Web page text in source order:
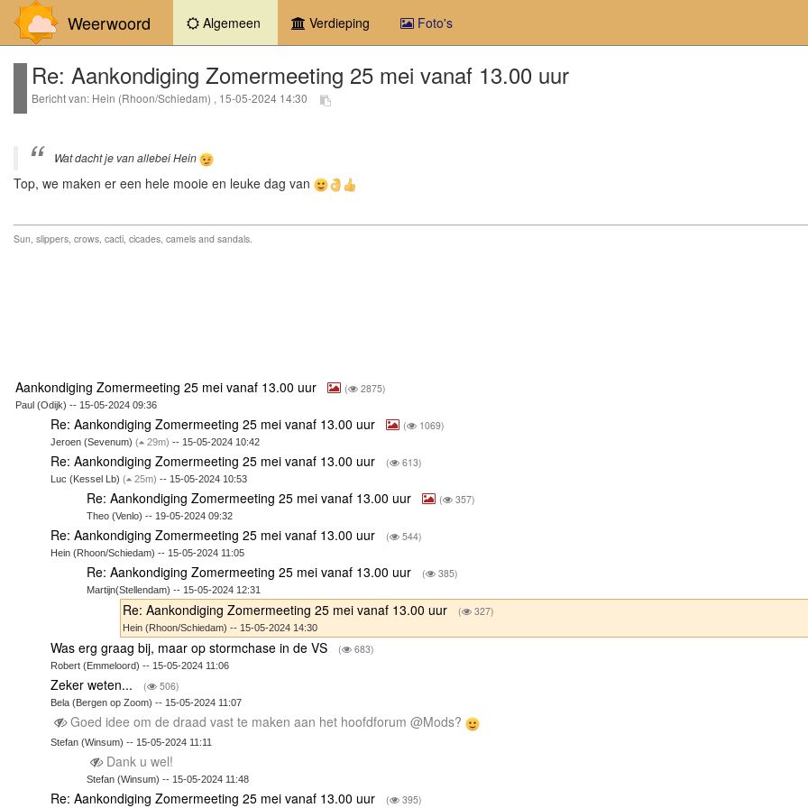
Weerwoord Algemeen (current)Verdieping Foto's
Re: Aankondiging Zomermeeting 25 mei vanaf 13.00 uur
Bericht van: Hein (Rhoon/Schiedam) , 15-05-2024 14:30
Wat dacht je van allebei Hein
Top, we maken er een hele mooie en leuke dag van
Sun, slippers, crows, cacti, cicades, camels and sandals.
Aankondiging Zomermeeting 25 mei vanaf 13.00 uur ( 2875)
Paul (Odijk) -- 15-05-2024 09:36
Re: Aankondiging Zomermeeting 25 mei vanaf 13.00 uur ( 1069)
Jeroen (Sevenum)( 29m) -- 15-05-2024 10:42
Re: Aankondiging Zomermeeting 25 mei vanaf 13.00 uur ( 613)
Luc (Kessel Lb)( 25m) -- 15-05-2024 10:53
Re: Aankondiging Zomermeeting 25 mei vanaf 13.00 uur ( 357)
Theo (Venlo) -- 19-05-2024 09:32
Re: Aankondiging Zomermeeting 25 mei vanaf 13.00 uur ( 544)
Hein (Rhoon/Schiedam) -- 15-05-2024 11:05
Re: Aankondiging Zomermeeting 25 mei vanaf 13.00 uur ( 385)
Martijn(Stellendam) -- 15-05-2024 12:31
Re: Aankondiging Zomermeeting 25 mei vanaf 13.00 uur ( 327)
Hein (Rhoon/Schiedam) -- 15-05-2024 14:30
Was erg graag bij, maar op stormchase in de VS ( 683)
Robert (Emmeloord) -- 15-05-2024 11:06
Zeker weten... ( 506)
Bela (Bergen op Zoom) -- 15-05-2024 11:07
Goed idee om de draad vast te maken aan het hoofdforum @Mods?
Stefan (Winsum) -- 15-05-2024 11:11
Dank u wel!
Stefan (Winsum) -- 15-05-2024 11:48
Re: Aankondiging Zomermeeting 25 mei vanaf 13.00 uur ( 395)